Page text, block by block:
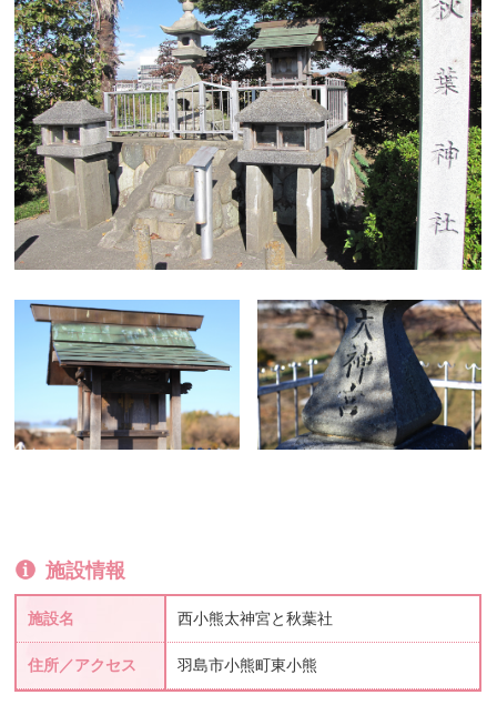
施設情報
施設名 西小熊太神宮と秋葉社
住所／アクセス 羽島市小熊町東小熊